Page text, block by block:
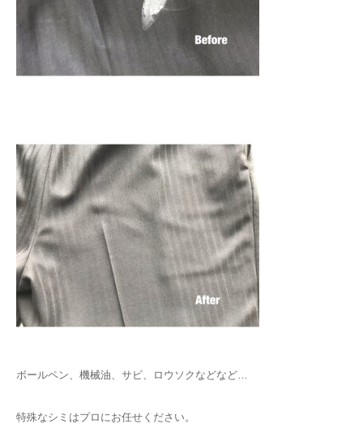
ボールペン、機械油、サビ、ロウソクなどなど…
特殊なシミはプロにお任せください。